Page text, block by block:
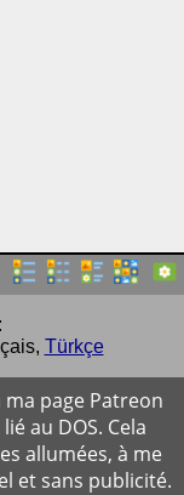
, Türkçe
page Patreon
au DOS. Cela
allumées, à me
et sans publicité.